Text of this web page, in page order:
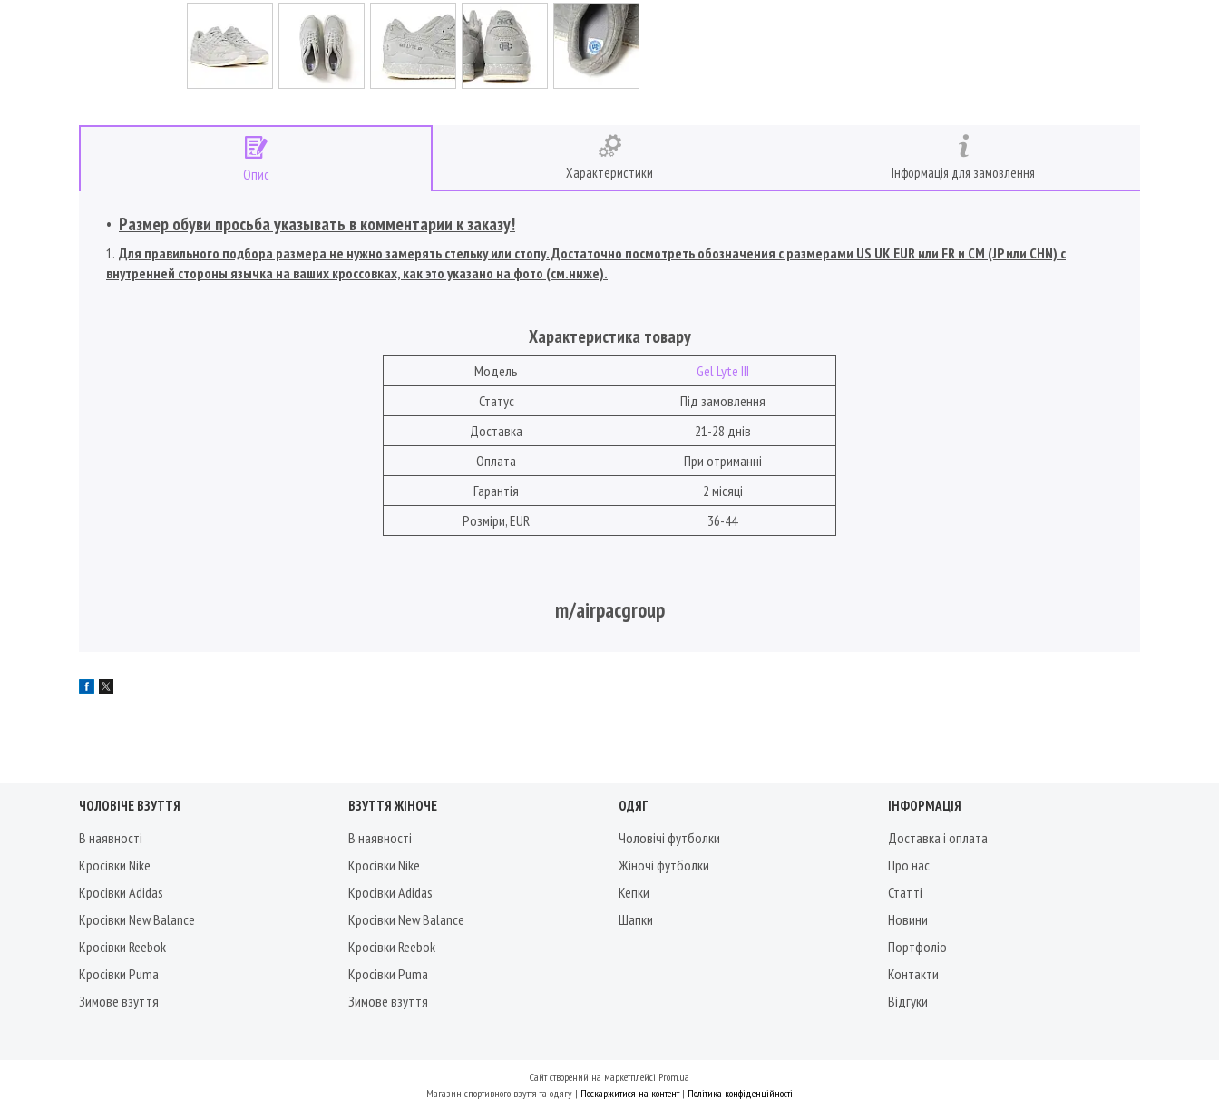
Опис Характеристики Інформація для замовлення
Размер обуви просьба указывать в комментарии к заказу!
Для правильного подбора размера не нужно замерять стельку или стопу. Достаточно посмотреть обозначения с размерами US UK EUR или FR и СМ (JP или CHN) с
внутренней стороны язычка на ваших кроссовках, как это указано на фото (см.ниже).
Характеристика товару
Модель
Gel Lyte III
Статус
Під замовлення
Доставка
21-28 днів
Оплата
При отриманні
Гарантія
2 місяці
Розміри, EUR
36-44
m/airpacgroup
ЧОЛОВІЧЕ ВЗУТТЯ
В наявності
Кросівки Nike
Кросівки Adidas
Кросівки New Balance
Кросівки Reebok
Кросівки Puma
Зимове взуття
ВЗУТТЯ ЖІНОЧЕ
В наявності
Кросівки Nike
Кросівки Adidas
Кросівки New Balance
Кросівки Reebok
Кросівки Puma
Зимове взуття
ОДЯГ
Чоловічі футболки
Жіночі футболки
Кепки
Шапки
ІНФОРМАЦІЯ
Доставка і оплата
Про нас
Статті
Новини
Портфоліо
Контакти
Відгуки
Сайт створений на маркетплейсі Prom.ua
Магазин спортивного взуття та одягу | Поскаржитися на контент | Політика конфіденційності